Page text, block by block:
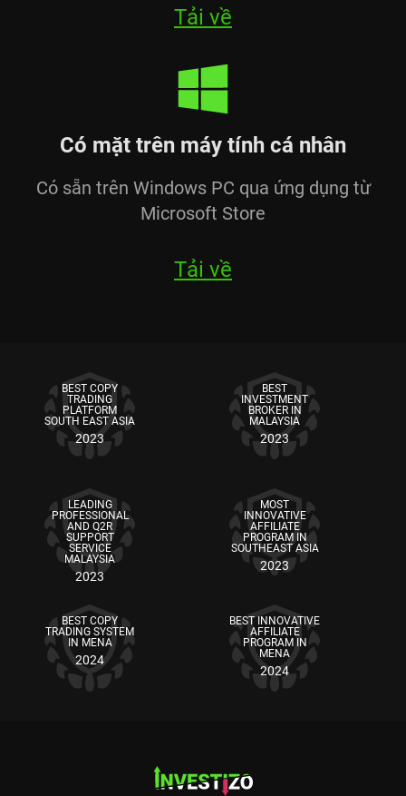
Tải về
Có mặt trên máy tính cá nhân
Có sẵn trên Windows PC qua ứng dụng từ
Microsoft Store
Tải về
BEST COPY
TRADING
PLATFORM
SOUTH EAST ASIA
2023
BEST
INVESTMENT
BROKER IN
MALAYSIA
2023
LEADING
PROFESSIONAL
AND Q2R
SUPPORT
SERVICE
MALAYSIA
2023
MOST
INNOVATIVE
AFFILIATE
PROGRAM IN
SOUTHEAST ASIA
2023
BEST COPY
TRADING SYSTEM
IN MENA
2024
BEST INNOVATIVE
AFFILIATE
PROGRAM IN
MENA
2024